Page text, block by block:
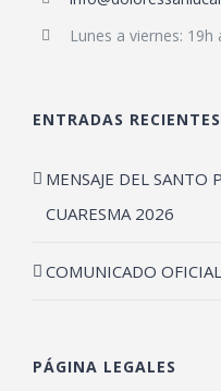
Lunes a viernes: 19h
ENTRADAS RECIENTES
MENSAJE DEL SANTO
CUARESMA 2026
COMUNICADO OFICIAL
PÁGINA LEGALES